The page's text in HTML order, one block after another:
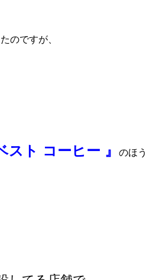
のですが、
スト コーヒー 』
のほう